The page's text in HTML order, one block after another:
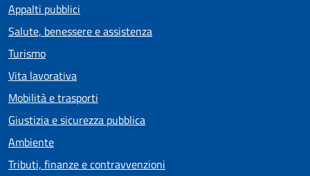
Appalti pubblici
Salute, benessere e assistenza
Turismo
Vita lavorativa
Mobilità e trasporti
Giustizia e sicurezza pubblica
Ambiente
Tributi, finanze e contravvenzioni